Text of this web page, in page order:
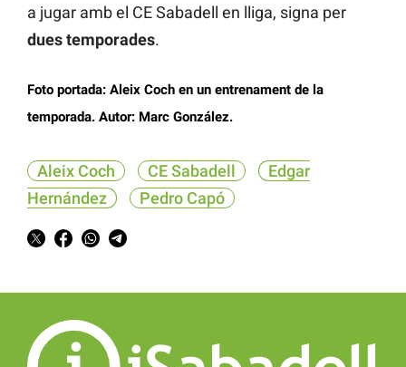
a jugar amb el CE Sabadell en lliga, signa per
dues temporades.
Foto portada: Aleix Coch en un entrenament de la
temporada. Autor: Marc González.
Aleix Coch CE Sabadell
Edgar
Hernández
Pedro Capó